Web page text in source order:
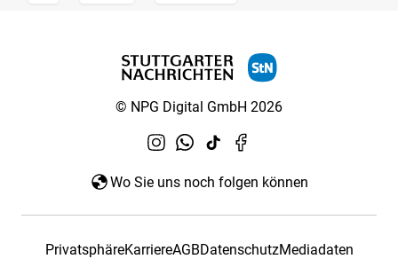
© NPG Digital GmbH 2026
Wo Sie uns noch folgen können
PrivatsphäreKarriereAGBDatenschutzMediadaten